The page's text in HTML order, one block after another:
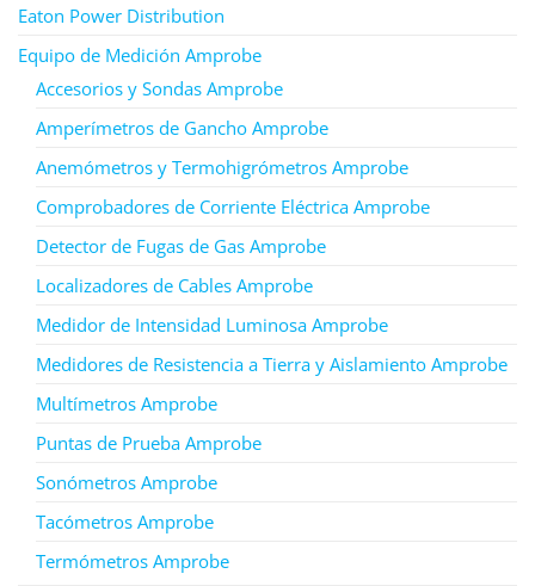
Eaton Power Distribution
Equipo de Medición Amprobe
Accesorios y Sondas Amprobe
Amperímetros de Gancho Amprobe
Anemómetros y Termohigrómetros Amprobe
Comprobadores de Corriente Eléctrica Amprobe
Detector de Fugas de Gas Amprobe
Localizadores de Cables Amprobe
Medidor de Intensidad Luminosa Amprobe
Medidores de Resistencia a Tierra y Aislamiento Amprobe
Multímetros Amprobe
Puntas de Prueba Amprobe
Sonómetros Amprobe
Tacómetros Amprobe
Termómetros Amprobe